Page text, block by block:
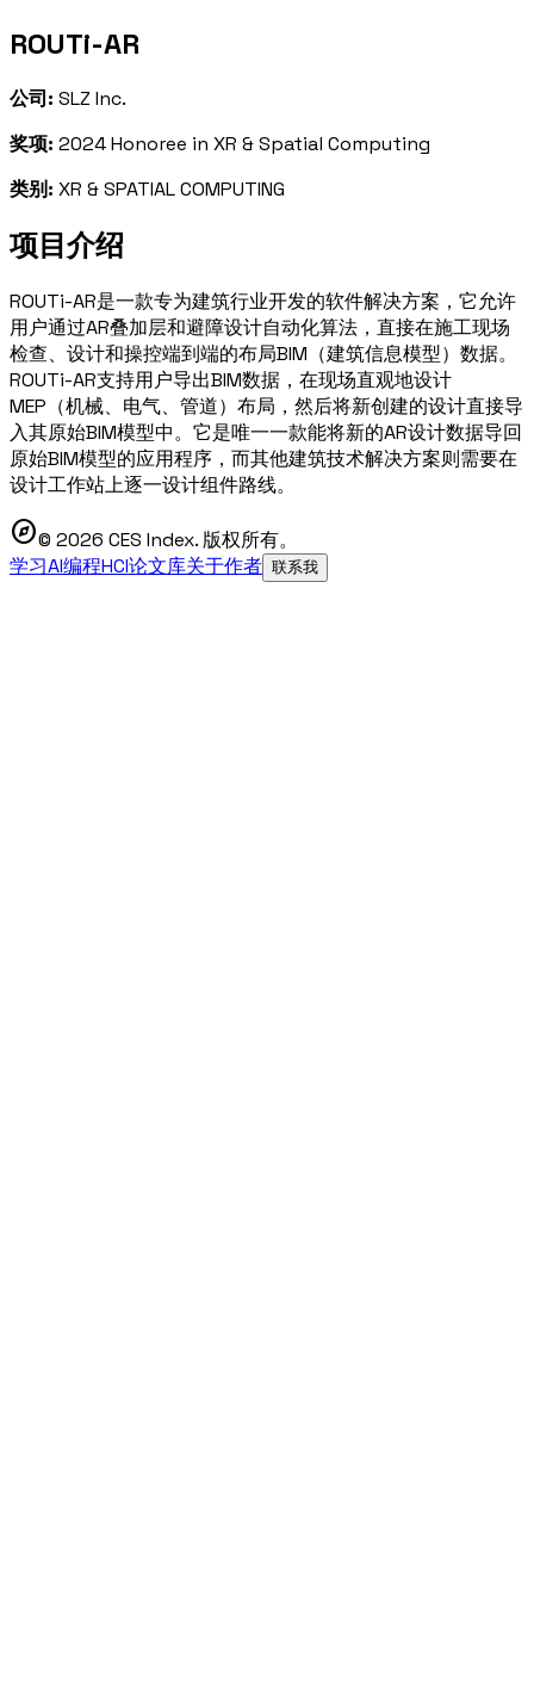
ROUTi-AR
公司: SLZ Inc.
奖项: 2024 Honoree in XR & Spatial Computing
类别: XR & SPATIAL COMPUTING
项目介绍
ROUTi-AR是一款专为建筑行业开发的软件解决方案，它允许
用户通过AR叠加层和避障设计自动化算法，直接在施工现场
检查、设计和操控端到端的布局BIM（建筑信息模型）数据。
ROUTi-AR支持用户导出BIM数据，在现场直观地设计
MEP（机械、电气、管道）布局，然后将新创建的设计直接导
入其原始BIM模型中。它是唯一一款能将新的AR设计数据导回
原始BIM模型的应用程序，而其他建筑技术解决方案则需要在
设计工作站上逐一设计组件路线。
explore© 2026 CES Index. 版权所有。
学习AI编程HCI论文库关于作者 联系我